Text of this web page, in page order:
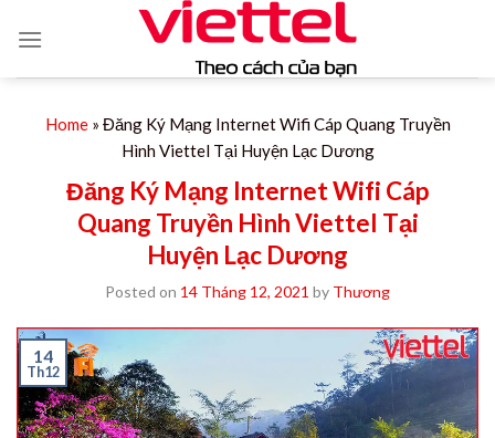
Home» Đăng Ký Mạng Internet Wifi Cáp Quang Truyền
Hình Viettel Tại Huyện Lạc Dương
Đăng Ký Mạng Internet Wifi Cáp
Quang Truyền Hình Viettel Tại
Huyện Lạc Dương
Posted on 14 Tháng 12, 2021 by Thương
14
Th12